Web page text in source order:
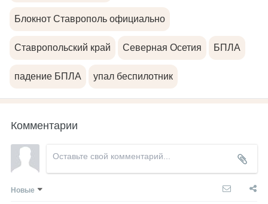
Блокнот Ставрополь официально
Ставропольский край Северная Осетия БПЛА
падение БПЛА упал беспилотник
Комментарии
Новые